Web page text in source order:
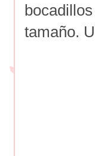
tamaño.